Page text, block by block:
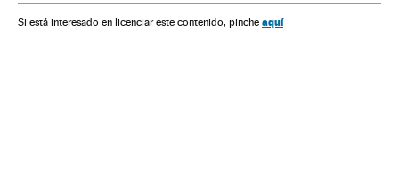
Petróleo Financiamento partidos Delitos fiscais
Si está interesado en licenciar este contenido, pinche aquí